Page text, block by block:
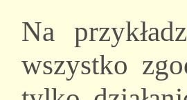
Na
wszystko